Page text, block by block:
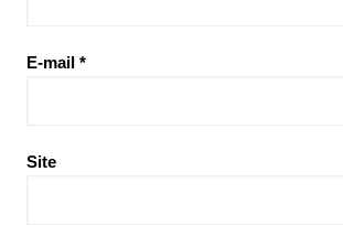
E-mail *
Site